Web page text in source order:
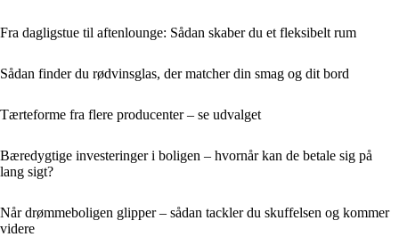
Fra dagligstue til aftenlounge: Sådan skaber du et fleksibelt rum
Sådan finder du rødvinsglas, der matcher din smag og dit bord
Tærteforme fra flere producenter – se udvalget
Bæredygtige investeringer i boligen – hvornår kan de betale sig på
lang sigt?
Når drømmeboligen glipper – sådan tackler du skuffelsen og kommer
videre